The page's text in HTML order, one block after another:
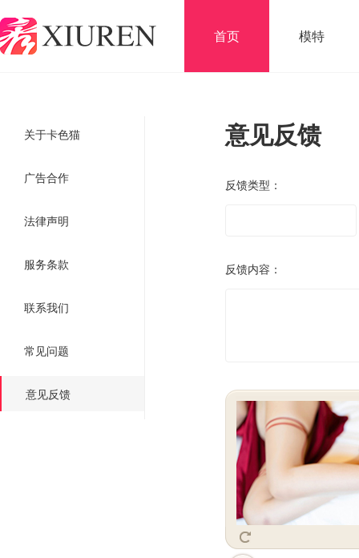
首页 模特
关于卡色猫
广告合作
法律声明
服务条款
联系我们
常见问题
意见反馈
意见反馈
反馈类型：
反馈内容：